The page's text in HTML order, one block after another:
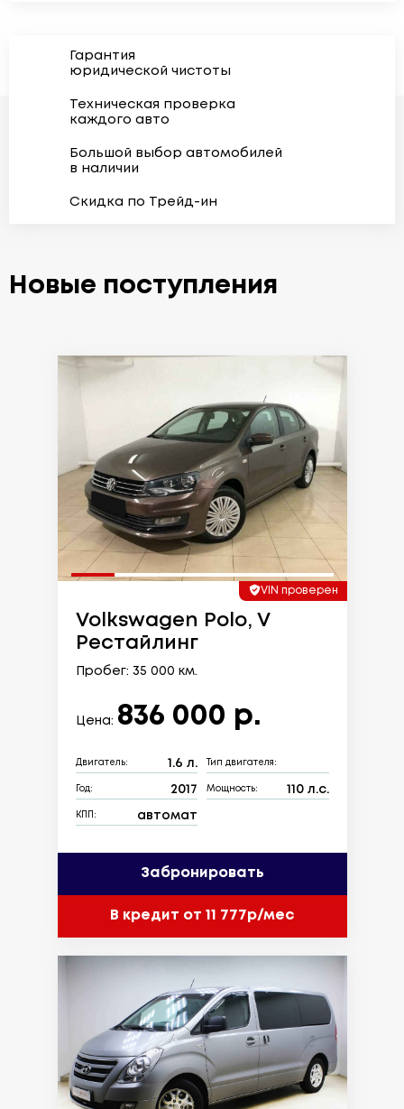
Гарантия
юридической чистоты
Техническая проверка
каждого авто
Большой выбор автомобилей
в наличии
Скидка по Трейд-ин
Новые поступления
VIN проверен
Volkswagen Polo, V
Рестайлинг
Пробег: 35 000 км.
Цена: 836 000 р.
Двигатель: 1.6 л. Тип двигателя:
Год: 2017 Мощность: 110 л.с.
КПП: автомат
Забронировать
В кредит от 11 777р/мес